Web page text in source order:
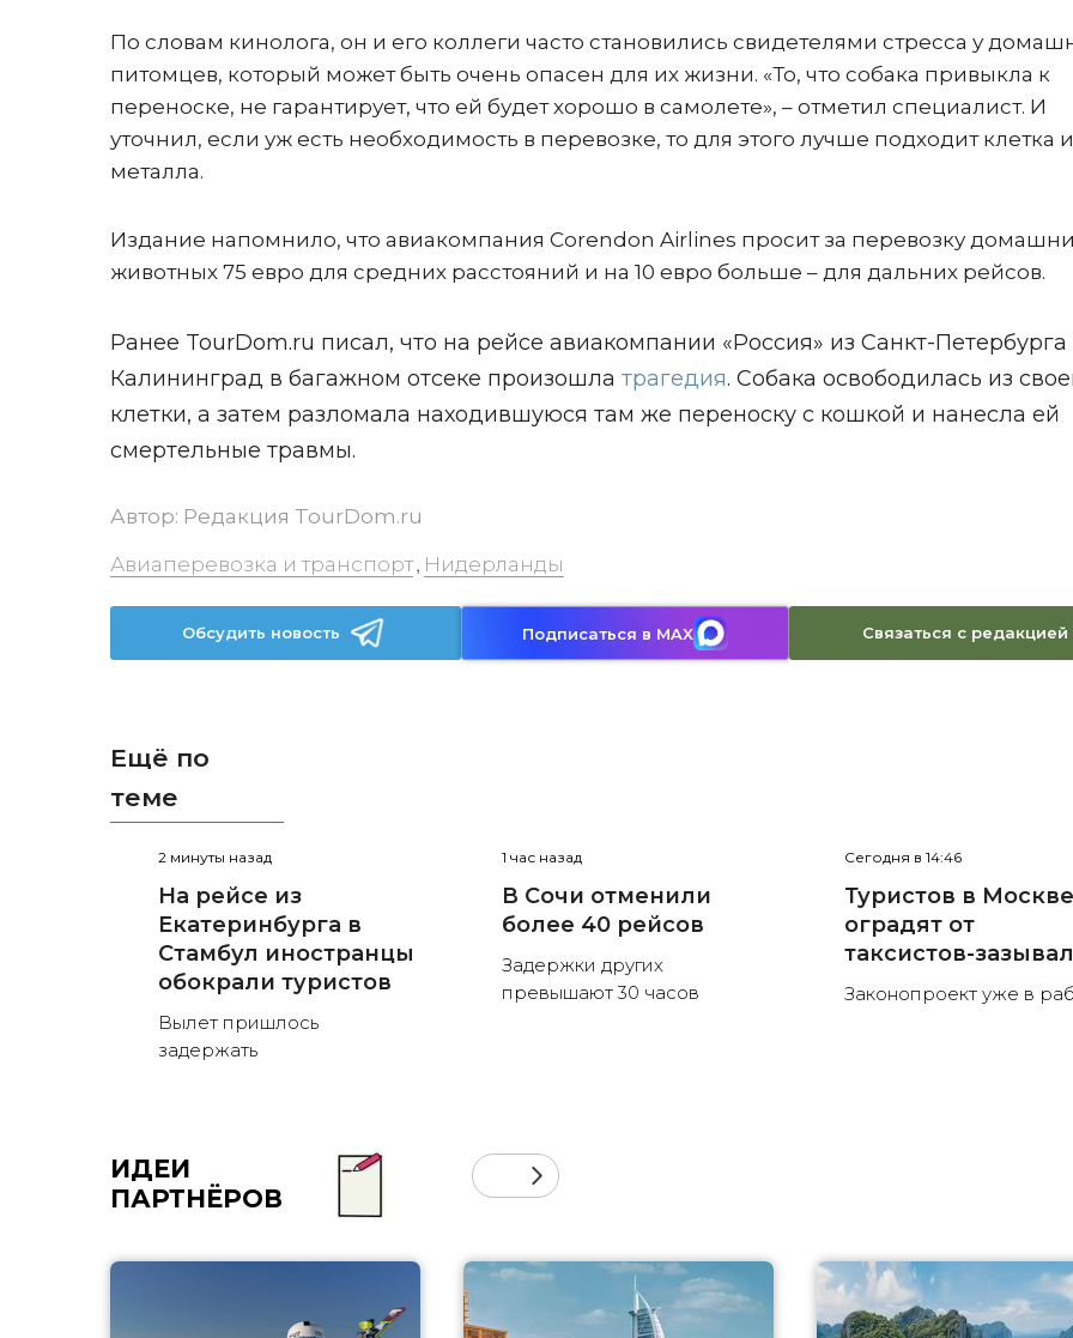
По словам кинолога, он и его коллеги часто становились свидетелями стресса у
питомцев, который может быть очень опасен для их жизни. «То, что собака привыкла к
переноске, не гарантирует, что ей будет хорошо в самолете», – отметил специалист. И
уточнил, если уж есть необходимость в перевозке, то для этого лучше подходит клетка
металла.
Издание напомнило, что авиакомпания Corendon Airlines просит за перевозку
животных 75 евро для средних расстояний и на 10 евро больше – для дальних рейсов.
Ранее TourDom.ru писал, что на рейсе авиакомпании «Россия» из Санкт-Петербурга
Калининград в багажном отсеке произошла трагедия. Собака освободилась из
клетки, а затем разломала находившуюся там же переноску с кошкой и нанесла ей
смертельные травмы.
Автор: Редакция TourDom.ru
Авиаперевозка и транспорт, Нидерланды
Обсудить новость Подписаться в MAX Связаться с редакцией
Ещё по
теме
2 минуты назад
На рейсе из
Екатеринбурга в
Стамбул иностранцы
обокрали туристов
Вылет пришлось
задержать
1 час назад
В Сочи отменили
более 40 рейсов
Задержки других
превышают 30 часов
Сегодня в 14:46
Туристов в Москве
оградят от
таксистов-зазывал
Законопроект уже в
ИДЕИ
ПАРТНЁРОВ